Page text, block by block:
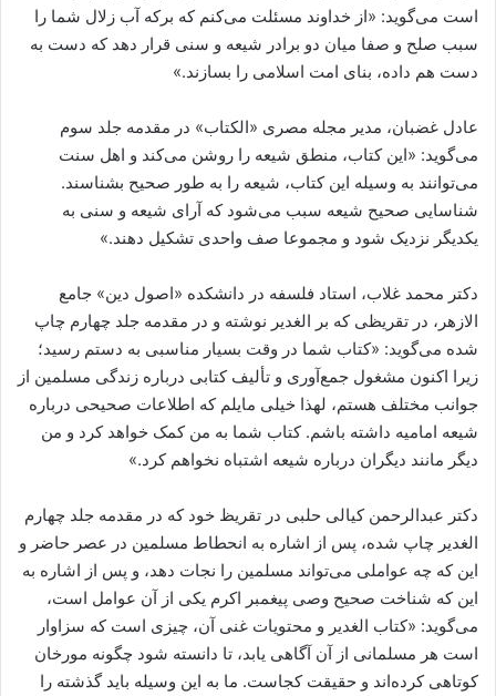
است می‌گوید: «از خداوند مسئلت می‌کنم که برکه آب زلال شما را
سبب صلح و صفا میان دو برادر شیعه و سنی قرار دهد که دست به
دست هم داده، بنای امت اسلامی را بسازند.»
عادل غضبان، مدیر مجله مصری «الکتاب» در مقدمه جلد سوم
می‌گوید: «این کتاب، منطق شیعه را روشن می‌کند و اهل سنت
می‌توانند به وسیله این کتاب، شیعه را به طور صحیح بشناسند.
شناسایی صحیح شیعه سبب می‌شود که آرای شیعه و سنی به
یکدیگر نزدیک شود و مجموعا صف واحدی تشکیل دهند.»
دکتر محمد غلاب، استاد فلسفه در دانشکده «اصول دین» جامع
الازهر، در تقریظی که بر الغدیر نوشته و در مقدمه جلد چهارم چاپ
شده می‌گوید: «کتاب شما در وقت بسیار مناسبی به دستم رسید؛
زیرا اکنون مشغول جمع‌آوری و تألیف کتابی درباره زندگی مسلمین از
جوانب مختلف هستم، لهذا خیلی مایلم که اطلاعات صحیحی درباره
شیعه امامیه داشته باشم. کتاب شما به من کمک خواهد کرد و من
دیگر مانند دیگران درباره شیعه اشتباه نخواهم کرد.»
دکتر عبدالرحمن کیالی حلبی در تقریظ خود که در مقدمه جلد چهارم
الغدیر چاپ شده، پس از اشاره به انحطاط مسلمین در عصر حاضر و
این که چه عواملی می‌تواند مسلمین را نجات دهد، و پس از اشاره به
این که شناخت صحیح وصی پیغمبر اکرم یکی از آن عوامل است،
می‌گوید: «کتاب الغدیر و محتویات غنی آن، چیزی است که سزاوار
است هر مسلمانی از آن آگاهی یابد، تا دانسته شود چگونه مورخان
کوتاهی کرده‌اند و حقیقت کجاست. ما به این وسیله باید گذشته را